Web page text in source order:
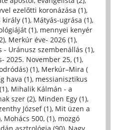
ezelőtti koronázása (1),
király (1), Mátyás-ugrása (1),
(1), mennyei kenyér
, Merkúr éve- 2026 (1),
Uránusz szembenállás (1),
2025. November 25, (1),
(1), Merkúr–Mira (
hava (1), messianisztikus
, Mihalik Kálmán - a
szer (2), Minden Egy (1),
József (1), Mit üzen a
, Mohács 500, (1), mozgó